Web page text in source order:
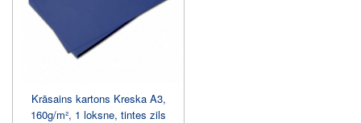
Krāsains kartons Kreska A3,
160g/m², 1 loksne, tintes zils